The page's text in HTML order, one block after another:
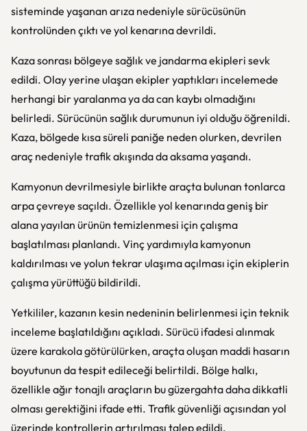
sisteminde yaşanan arıza nedeniyle sürücüsünün
kontrolünden çıktı ve yol kenarına devrildi.
Kaza sonrası bölgeye sağlık ve jandarma ekipleri sevk
edildi. Olay yerine ulaşan ekipler yaptıkları incelemede
herhangi bir yaralanma ya da can kaybı olmadığını
belirledi. Sürücünün sağlık durumunun iyi olduğu öğrenildi.
Kaza, bölgede kısa süreli paniğe neden olurken, devrilen
araç nedeniyle trafik akışında da aksama yaşandı.
Kamyonun devrilmesiyle birlikte araçta bulunan tonlarca
arpa çevreye saçıldı. Özellikle yol kenarında geniş bir
alana yayılan ürünün temizlenmesi için çalışma
başlatılması planlandı. Vinç yardımıyla kamyonun
kaldırılması ve yolun tekrar ulaşıma açılması için ekiplerin
çalışma yürüttüğü bildirildi.
Yetkililer, kazanın kesin nedeninin belirlenmesi için teknik
inceleme başlatıldığını açıkladı. Sürücü ifadesi alınmak
üzere karakola götürülürken, araçta oluşan maddi hasarın
boyutunun da tespit edileceği belirtildi. Bölge halkı,
özellikle ağır tonajlı araçların bu güzergahta daha dikkatli
olması gerektiğini ifade etti. Trafik güvenliği açısından yol
üzerinde kontrollerin artırılması talep edildi.